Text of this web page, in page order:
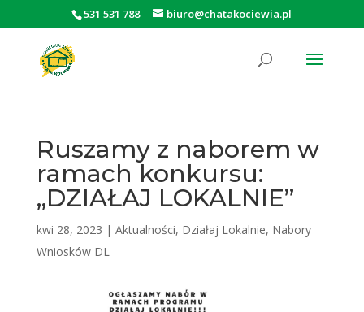
Otwórz pasek narzędzi
531 531 788 biuro@chatakociewia.pl
Ruszamy z naborem w
ramach konkursu:
„DZIAŁAJ LOKALNIE”
kwi 28, 2023 | Aktualności, Działaj Lokalnie, Nabory
Wniosków DL